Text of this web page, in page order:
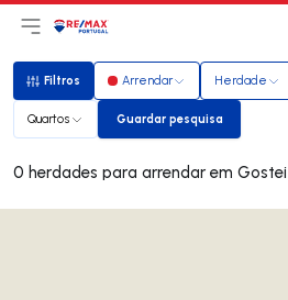
Abri menu principal
LogoIr para página inicial
Filtros
Filtros Arrendar Herdade
Quartos Guardar pesquisa
Guardar pesquisa
0 herdades para arrendar em Gostei